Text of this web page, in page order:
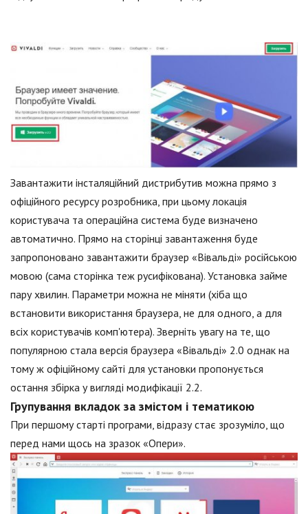
Завантажити інсталяційний дистрибутив можна прямо з
офіційного ресурсу розробника, при цьому локація
користувача та операційна система буде визначено
автоматично. Прямо на сторінці завантаження буде
запропоновано завантажити браузер «Вівальді» російською
мовою (сама сторінка теж русифікована). Установка займе
пару хвилин. Параметри можна не міняти (хіба що
встановити використання браузера, не для одного, а для
всіх користувачів комп'ютера). Зверніть увагу на те, що
популярною стала версія браузера «Вівальді» 2.0 однак на
тому ж офіційному сайті для установки пропонується
остання збірка у вигляді модифікації 2.2.
Групування вкладок за змістом і тематикою
При першому старті програми, відразу стає зрозуміло, що
перед нами щось на зразок «Опери».